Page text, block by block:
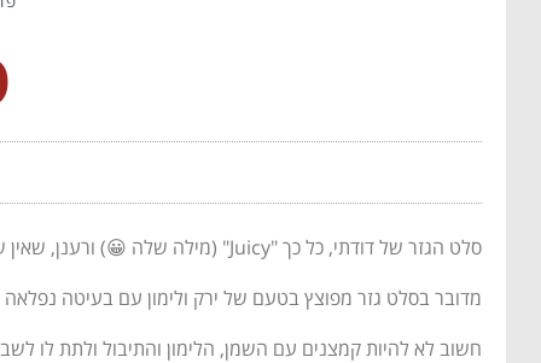
סלט הגזר של דודתי, כל כך "Juicy" (מילה שלה 😀) ורענן, שאין שולחן שלא מקפיץ, או ארוחה שלא מקליל.
מדובר בסלט גזר מפוצץ בטעם של ירק ולימון עם בעיטה
חשוב לא להיות קמצנים עם השמן, הלימון והתיבול ולתת לו